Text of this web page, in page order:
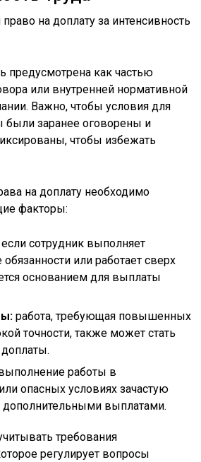
предусмотрена как частью
или внутренней нормативной
Важно, чтобы условия для
были заранее оговорены и
чтобы избежать
на доплату необходимо
факторы:
если сотрудник выполняет
или работает сверх
основанием для выплаты
работа, требующая повышенных
точности, также может стать
работы в
опасных условиях зачастую
дополнительными выплатами.
требования
регулирует вопросы